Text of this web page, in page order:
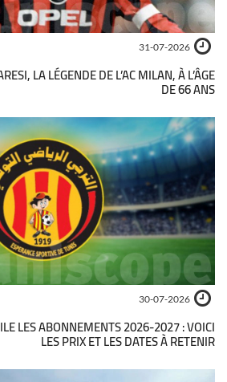
31-07-2026
LA LÉGENDE DE L’AC MILAN, À L’ÂGE
DE 66 ANS
30-07-2026
LES ABONNEMENTS 2026-2027 : VOICI
LES PRIX ET LES DATES À RETENIR